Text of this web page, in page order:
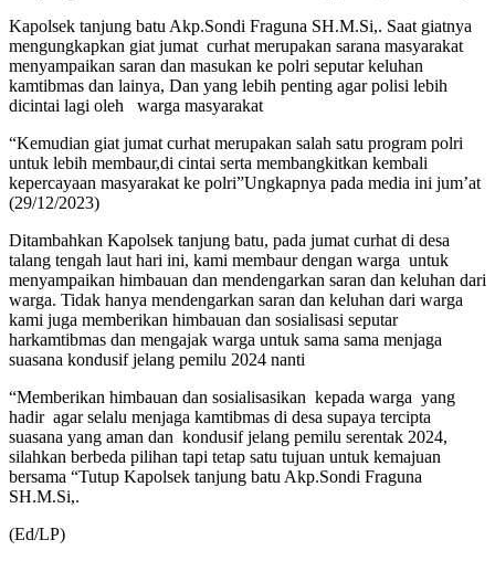
Kapolsek tanjung batu Akp.Sondi Fraguna SH.M.Si,. Saat giatnya
mengungkapkan giat jumat curhat merupakan sarana masyarakat
menyampaikan saran dan masukan ke polri seputar keluhan
kamtibmas dan lainya, Dan yang lebih penting agar polisi lebih
dicintai lagi oleh
warga masyarakat
“Kemudian giat jumat curhat merupakan salah satu program polri
untuk lebih membaur,di cintai serta membangkitkan kembali
kepercayaan masyarakat ke polri”Ungkapnya pada media ini jum’at
(29/12/2023)
Ditambahkan Kapolsek tanjung batu, pada jumat curhat di desa
talang tengah laut hari ini, kami membaur dengan warga untuk
menyampaikan himbauan dan mendengarkan saran dan keluhan dari
warga. Tidak hanya mendengarkan saran dan keluhan dari warga
kami juga memberikan himbauan dan sosialisasi seputar
harkamtibmas dan mengajak warga untuk sama sama menjaga
suasana kondusif jelang pemilu 2024 nanti
“Memberikan himbauan dan sosialisasikan kepada warga yang
hadir agar selalu menjaga kamtibmas di desa supaya tercipta
suasana yang aman dan kondusif jelang pemilu serentak 2024,
silahkan berbeda pilihan tapi tetap satu tujuan untuk kemajuan
bersama “Tutup Kapolsek tanjung batu Akp.Sondi Fraguna
SH.M.Si,.
(Ed/LP)